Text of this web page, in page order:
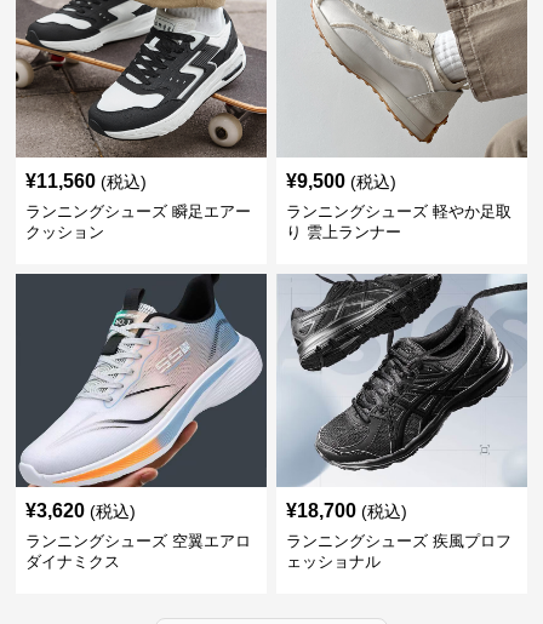
¥11,560 (税込)
ランニングシューズ 瞬足エアー
クッション
¥9,500 (税込)
ランニングシューズ 軽やか足取
り 雲上ランナー
¥3,620 (税込)
ランニングシューズ 空翼エアロ
ダイナミクス
¥18,700 (税込)
ランニングシューズ 疾風プロフ
ェッショナル